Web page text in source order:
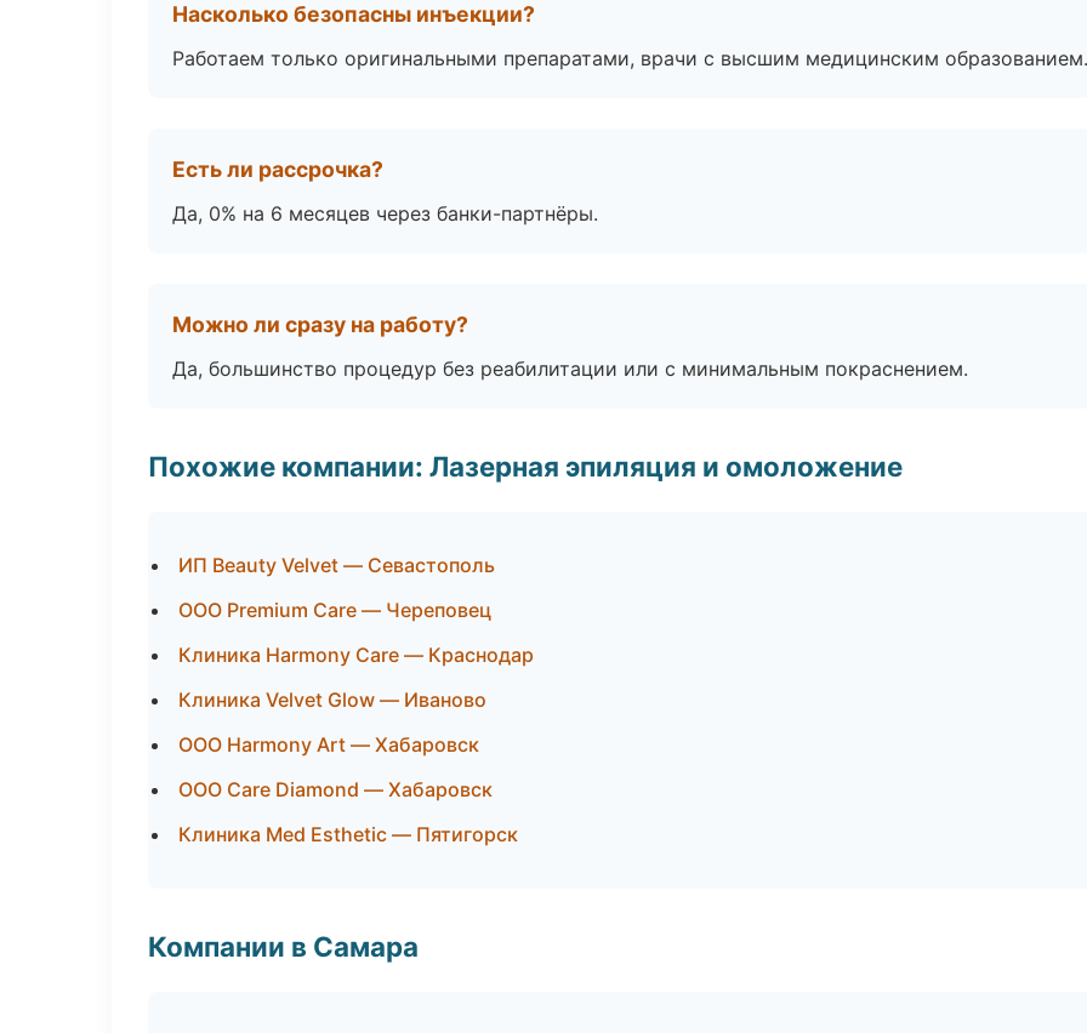
Насколько безопасны инъекции?
Работаем только оригинальными препаратами, врачи с высшим медицинским образованием.
Есть ли рассрочка?
Да, 0% на 6 месяцев через банки-партнёры.
Можно ли сразу на работу?
Да, большинство процедур без реабилитации или с минимальным покраснением.
Похожие компании: Лазерная эпиляция и омоложение
ИП Beauty Velvet — Севастополь
ООО Premium Care — Череповец
Клиника Harmony Care — Краснодар
Клиника Velvet Glow — Иваново
ООО Harmony Art — Хабаровск
ООО Care Diamond — Хабаровск
Клиника Med Esthetic — Пятигорск
Компании в Самара